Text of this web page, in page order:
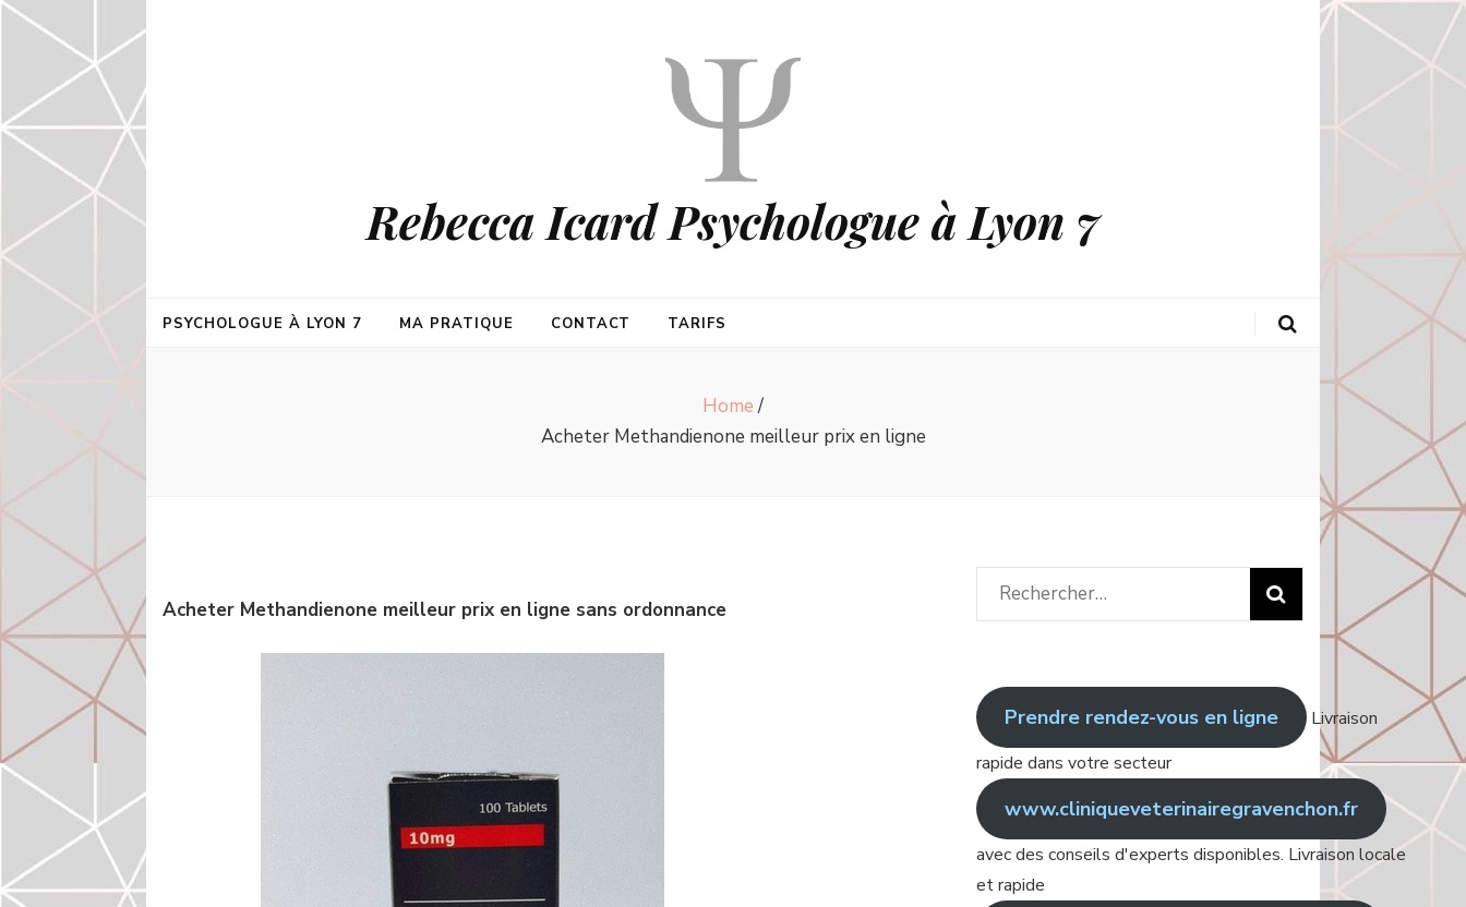
Rebecca Icard Psychologue à Lyon 7
PSYCHOLOGUE À LYON 7 MA PRATIQUE CONTACT TARIFS
Home /
Acheter Methandienone meilleur prix en ligne
Acheter Methandienone meilleur prix en ligne sans ordonnance
Rechercher
:
Prendre rendez-vous en ligne
Livraison
rapide dans votre secteur
www.cliniqueveterinairegravenchon.fr
avec des conseils d'experts disponibles. Livraison locale
et rapide